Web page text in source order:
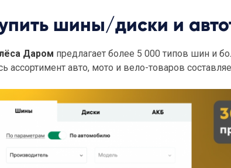
шины/диски и
Даром предлагает более 5 000 типов шин и
ассортимент авто, мото и вело-товаров